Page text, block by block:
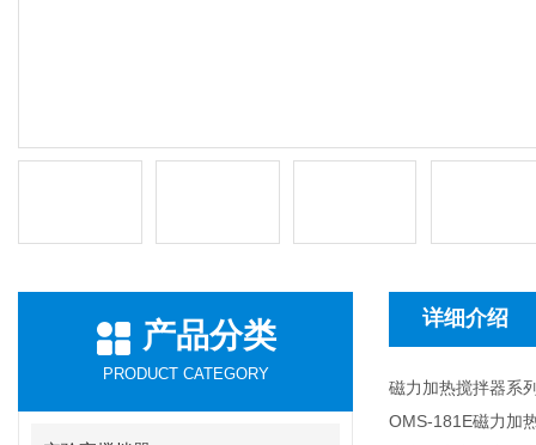
产品分类
PRODUCT CATEGORY
详细介绍
磁力加热搅拌器系
OMS-181E磁力加